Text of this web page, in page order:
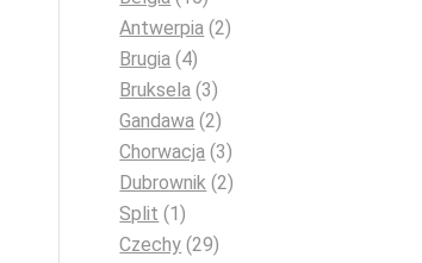
Antwerpia (2)
Brugia (4)
Bruksela (3)
Gandawa (2)
Chorwacja (3)
Dubrownik (2)
Split (1)
Czechy (29)